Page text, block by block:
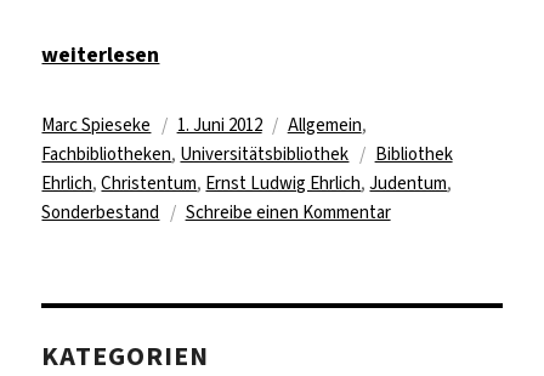
„Jüdisch-christlicher Sonderbestand in die UB
weiterlesen
Autor
Marc Spieseke
Veröffentlicht
am
1. Juni 2012 Kategorien
Allgemein,
Fachbibliotheken, Universitätsbibliothek Schlagwörter
Bibliothek
Ehrlich,Christentum, Ernst Ludwig Ehrlich,Judentum,
Sonderbestand
Schreibe einen Kommentarzu
Sonderbestand
KATEGORIEN